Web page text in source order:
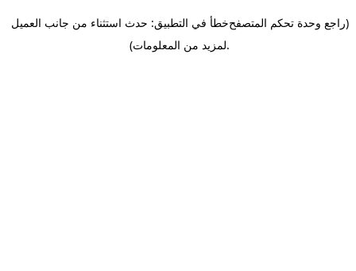
خطأ في التطبيق: حدث استثناء من جانب العميل(راجع وحدة تحكم المتصفح
لمزيد من المعلومات).